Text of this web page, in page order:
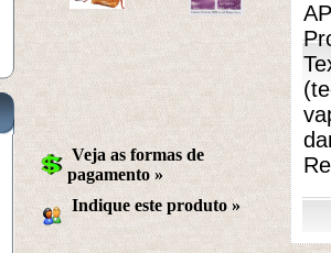
Veja as formas de
pagamento »
Indique este produto »